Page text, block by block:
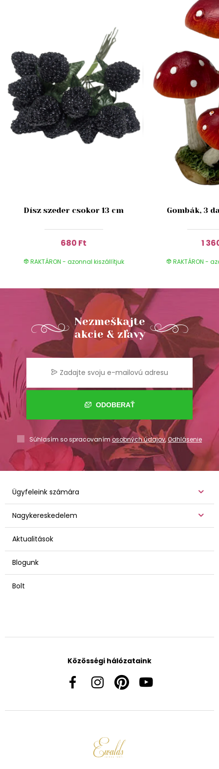
Dísz szeder csokor 13 cm
680 Ft
RAKTÁRON - azonnal kiszállítjuk
Gombák, 3
1
RAKTÁRON -
Nezmeškajte
akcie & zľavy
ODOBERAŤ
Súhlasím so spracovaním osobných údajov,Odhlásenie
Ügyfeleink számára
Nagykereskedelem
Aktualitások
Blogunk
Bolt
Közösségi hálózataink